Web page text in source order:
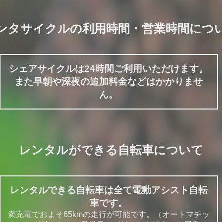
タサイクルの利用時間・営業時間につ
シェアサイクルは24時間ご利用いただけます。
また早朝や深夜の追加料金などはかかりませ
ん。
レンタルができる自転車について
レンタルできる自転車は全て電動アシスト自転
車です。
満充電でおよそ65kmの走行が可能です。（オートマチッ